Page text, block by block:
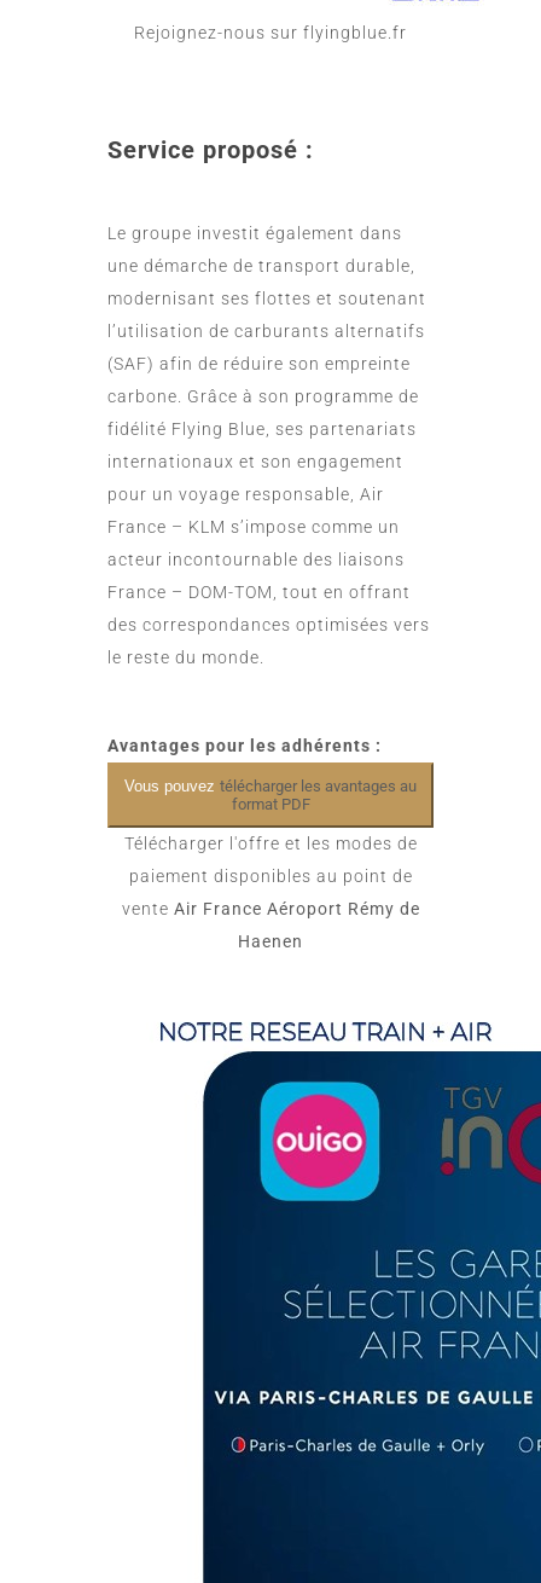
Rejoignez-nous sur flyingblue.fr
Service proposé :
Le groupe investit également dans
une démarche de transport durable,
modernisant ses flottes et soutenant
l’utilisation de carburants alternatifs
(SAF) afin de réduire son empreinte
carbone. Grâce à son programme de
fidélité Flying Blue, ses partenariats
internationaux et son engagement
pour un voyage responsable, Air
France – KLM s’impose comme un
acteur incontournable des liaisons
France – DOM-TOM, tout en offrant
des correspondances optimisées vers
le reste du monde.
Avantages pour les adhérents :
Vous pouvez télécharger les avantages au
format PDF
Télécharger l'offre et les modes de
paiement disponibles au point de
vente Air France Aéroport Rémy de
Haenen